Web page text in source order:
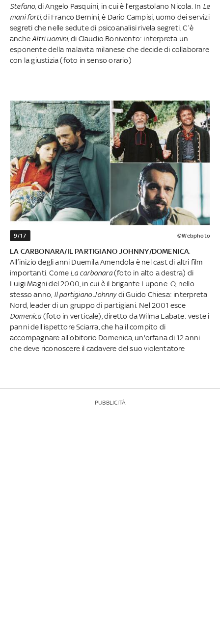
Stefano, di Angelo Pasquini, in cui è l’ergastolano Nicola. In Le
mani forti, di Franco Bernini, è Dario Campisi, uomo dei servizi
segreti che nelle sedute di psicoanalisi rivela segreti. C’è
ancheAltri uomini, di Claudio Bonivento: interpreta un
esponente della malavita milanese che decide di collaborare
con la giustizia (foto in senso orario)
9/17 ©Webphoto
LA CARBONARA/IL PARTIGIANO JOHNNY/DOMENICA.
All’inizio degli anni Duemila Amendola è nel cast di altri film
importanti. Come La carbonara(foto in alto a destra) di
Luigi Magni del 2000, in cui è il brigante Lupone. O, nello
stesso anno, Il partigiano Johnnydi Guido Chiesa: interpreta
Nord, leader di un gruppo di partigiani. Nel 2001 esce
Domenica (foto in verticale), diretto da Wilma Labate: veste i
panni dell'ispettore Sciarra, che ha il compito di
accompagnare all'obitorio Domenica, un'orfana di 12 anni
che deve riconoscere il cadavere del suo violentatore
PUBBLICITÀ